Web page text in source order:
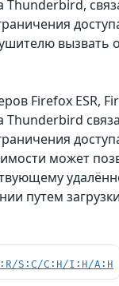
Thunderbird,
вызвать
Firefox ESR,
Thunderbird
может
путем
S:C/C:H/I:H/A:H